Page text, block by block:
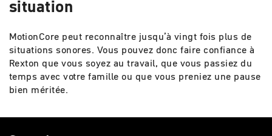
situation
MotionCore peut reconnaître jusqu’à vingt fois plus de
situations sonores. Vous pouvez donc faire confiance à
Rexton que vous soyez au travail, que vous passiez du
temps avec votre famille ou que vous preniez une pause
bien méritée.